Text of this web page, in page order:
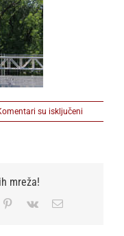
su isključeni
Institut
mreža!
Pinterest
Vk Email